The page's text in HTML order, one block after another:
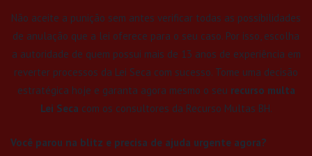
Não aceite a punição sem antes verificar todas as possibilidades
de anulação que a lei oferece para o seu caso. Por isso, escolha
a autoridade de quem possui mais de 13 anos de experiência em
reverter processos da Lei Seca com sucesso. Tome uma decisão
estratégica hoje e garanta agora mesmo o seu recurso multa
Lei Seca com os consultores da Recurso Multas BH.
Você parou na blitz e precisa de ajuda urgente agora?